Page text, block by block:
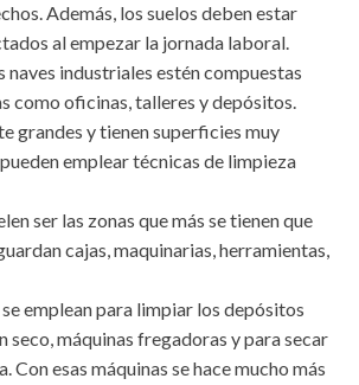
Además, los suelos deben estar
al empezar la jornada laboral.
naves industriales estén compuestas
como oficinas, talleres y depósitos.
grandes y tienen superficies muy
emplear técnicas de limpieza
ser las zonas que más se tienen que
cajas, maquinarias, herramientas,
se emplean para limpiar los depósitos
seco, máquinas fregadoras y para secar
Con esas máquinas se hace mucho más